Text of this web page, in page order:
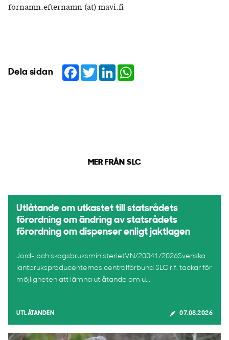
fornamn.efternamn (at) mavi.fi
Dela sidan Facebook
TwitterLinkedIn
MER FRÅN SLC
Utlåtande om utkastet till statsrådets
förordning om ändring av statsrådets
förordning om dispenser enligt jaktlagen
Jord- och skogsbruksministerietVN/20041/2026Svenska
lantbruksproducenternas centralförbund SLC r.f. tackar för
möjligheten att lämna utlåtande om u...
UTLÅTANDEN 07.08.2026